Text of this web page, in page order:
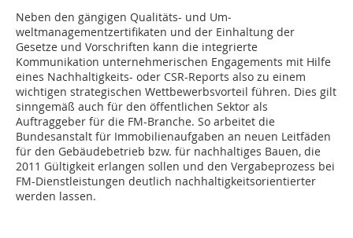
Neben den gängigen Qualitäts- und Um­­
weltmanagementzertifikaten und der Einhaltung der
Gesetze und Vorschrif­ten kann die integrierte
Kommunikation unternehmerischen Engagements mit Hilfe
eines Nachhaltigkeits- oder CSR-Reports also zu einem
wichtigen strategischen Wettbewerbsvorteil führen. Dies gilt
sinngemäß auch für den öffentlichen Sektor als
Auftraggeber für die FM-Branche. So arbeitet die
Bundesanstalt für Immobilienaufgaben an neuen Leitfäden
für den Gebäudebetrieb bzw. für nachhaltiges Bauen, die
2011 Gültigkeit erlangen sollen und den Vergabeprozess bei
FM-Dienstleistungen deutlich nachhaltigkeitsorientierter
werden lassen.